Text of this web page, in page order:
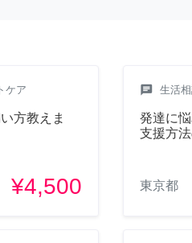
ケア
方教えま
¥4,500
chat 生活
発達に
支援方
東京都